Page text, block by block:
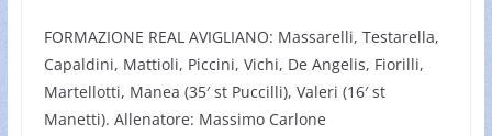
FORMAZIONE REAL AVIGLIANO: Massarelli, Testarella,
Capaldini, Mattioli, Piccini, Vichi, De Angelis, Fiorilli,
Martellotti, Manea (35′ st Puccilli), Valeri (16′ st
Manetti). Allenatore: Massimo Carlone